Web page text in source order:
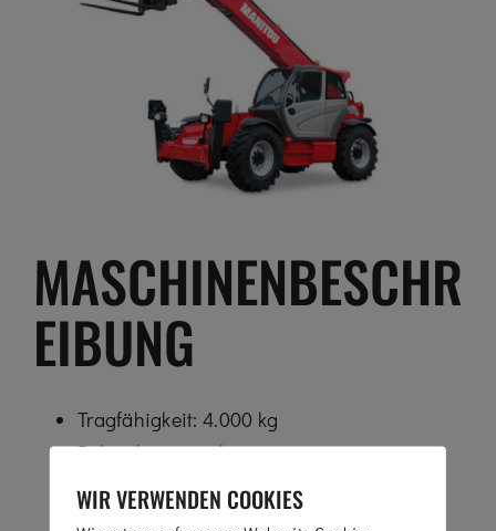
MASCHINENBESCHR
EIBUNG
Tragfähigkeit: 4.000 kg
Beleuchtungsanlage
Hydraulische Stützen
WIR VERWENDEN COOKIES